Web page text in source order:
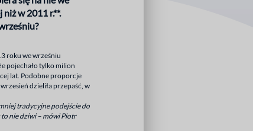
w 2011 r.**.
roku we wrześniu
pojechało tylko milion
lat. Podobne proporcje
dzieliła przepaść, w
tradycyjne podejście do
nie dziwi – mówi Piotr